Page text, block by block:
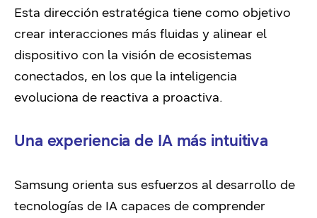
Esta dirección estratégica tiene como objetivo
crear interacciones más fluidas y alinear el
dispositivo con la visión de ecosistemas
conectados, en los que la inteligencia
evoluciona de reactiva a proactiva.
Una experiencia de IA más intuitiva
Samsung orienta sus esfuerzos al desarrollo de
tecnologías de IA capaces de comprender